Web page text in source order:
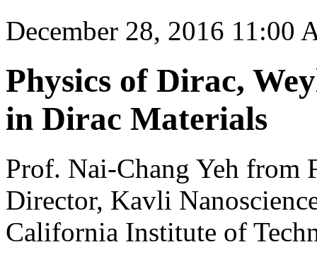
December 28, 2016 11:00
Physics of Dirac,
in Dirac Materials
Prof. Nai-Chang Yeh from
Director, Kavli
California Institute of